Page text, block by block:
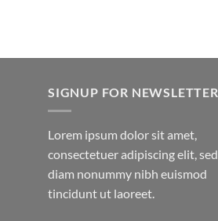
SIGNUP FOR NEWSLETTER
Lorem ipsum dolor sit amet,
consectetuer adipiscing elit, sed
diam nonummy nibh euismod
tincidunt ut laoreet.